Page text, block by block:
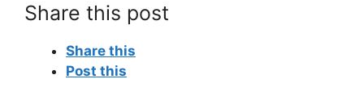
Share this post
Share this
Post this